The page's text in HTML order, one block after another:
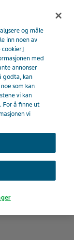
Teva lanserer
mot
og måle
inn noen av
cookier]
med
annonser
godta, kan
som kan
vi kan
For å finne ut
vi